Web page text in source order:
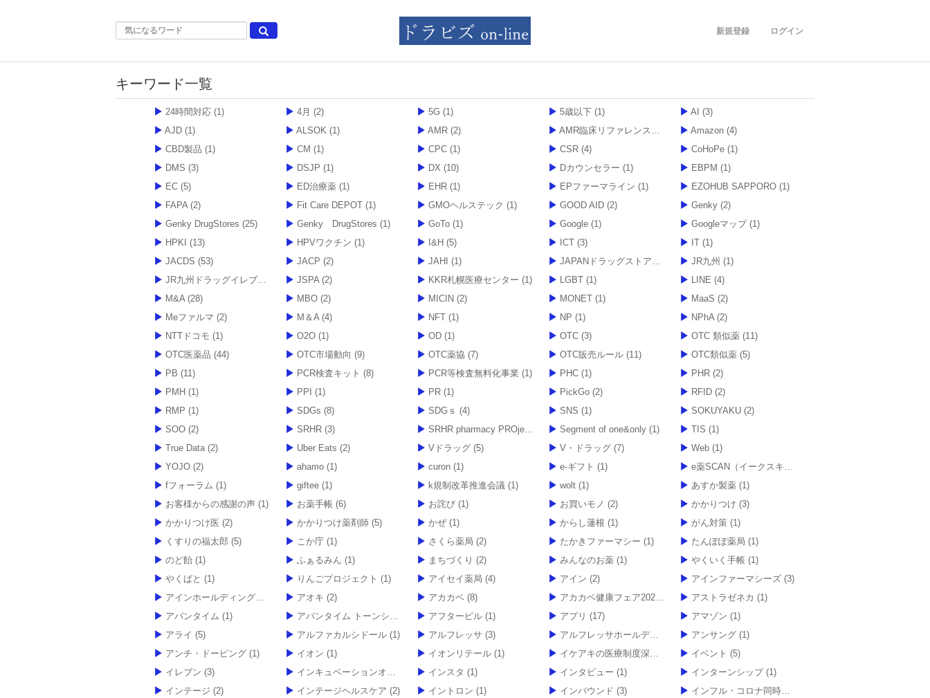
ログイン
新規登録
キーワード一覧
24時間対応 (1) 4月 (2) 5G (1) 5歳以下 (1) AI (3)
AJD (1) ALSOK (1) AMR (2) AMR臨床リファレンスセンター (2)
Amazon (4)
CBD製品 (1) CM (1) CPC (1) CSR (4) CoHoPe (1)
DMS (3) DSJP (1) DX (10) Dカウンセラー (1) EBPM (1)
EC (5) ED治療薬 (1) EHR (1) EPファーマライン (1) EZOHUB SAPPORO (1)
FAPA(2) Fit Care DEPOT (1) GMOヘルステック (1) GOOD AID (2) Genky (2)
Genky DrugStores (25) Genky DrugStores (1) GoTo (1) Google (1) Googleマップ(1)
HPKI (13) HPVワクチン (1) I&H (5) ICT (3) IT (1)
JACDS (53) JACP (2) JAHI (1) JAPANドラッグストアショー (5)JR九州 (1)
JR九州ドラッグイレブン
JSPA(2) KKR札幌医療センター (1) LGBT (1) LINE (4)
M&A(28) MBO (2) MICIN (2) MONET (1) MaaS (2)
Meファルマ (2) M＆A(4) NFT (1) NP (1) NPhA(2)
NTTドコモ (1) O2O (1) OD (1) OTC (3) OTC 類似薬 (11)
OTC医薬品 (44) OTC市場動向 (9) OTC薬協 (7) OTC販売ルール (11) OTC類似薬 (5)
PB (11) PCR検査キット (8) PCR等検査無料化事業 (1) PHC (1) PHR (2)
PMH (1) PPI (1) PR (1) PickGo (2) RFID (2)
RMP (1) SDGs (8) SDGｓ (4) SNS (1) SOKUYAKU (2)
SOO (2) SRHR (3) SRHR pharmacy PROject (1) Segment of one&only (1) TIS (1)
True Data(2) Uber Eats (2) Vドラッグ (5) V・ドラッグ (7) Web (1)
YOJO (2) ahamo (1) curon (1) e-ギフト (1) e薬SCAN（イークスキャン）
fフォーラム (1) giftee (1) k規制改革推進会議 (1) wolt (1) あすか製薬 (1)
お客様からの感謝の声 (1) お薬手帳 (6) お詫び (1) お買いモノ (2) かかりつけ (3)
かかりつけ医 (2) かかりつけ薬剤師 (5) かぜ(1) からし蓮根 (1) がん対策 (1)
くすりの福太郎 (5) こか庁 (1) さくら薬局 (2) たかきファーマシー (1) たんぽぽ薬局 (1)
のど飴 (1) ふぁるみん (1) まちづくり (2) みんなのお薬 (1) やくいく手帳 (1)
やくばと (1) りんごプロジェクト (1) アイセイ薬局 (4) アイン (2) アインファーマシーズ (3)
アインホールディングス
アオキ (2) アカカベ (8) アカカベ健康フェア2021オンライン (1)
アストラゼネカ (1)
アバンタイム (1) アバンタイム トーンショットクリーム (1)
アフターピル (1) アプリ (17) アマゾン (1)
アライ (5) アルファカルシドール (1) アルフレッサ (3) アルフレッサホールディングス (1)アンサング (1)
アンチ・ドーピング (1) イオン (1) イオンリテール (1) イケアキの医療制度深読み イベント (5)
イレブン (3) インキュベーションオフィス (1) インスタ (1) インタビュー (1) インターンシップ(1)
インテージ (2) インテージヘルスケア (2) イントロン (1) インバウンド (3) インフル・コロナ同時検査キット